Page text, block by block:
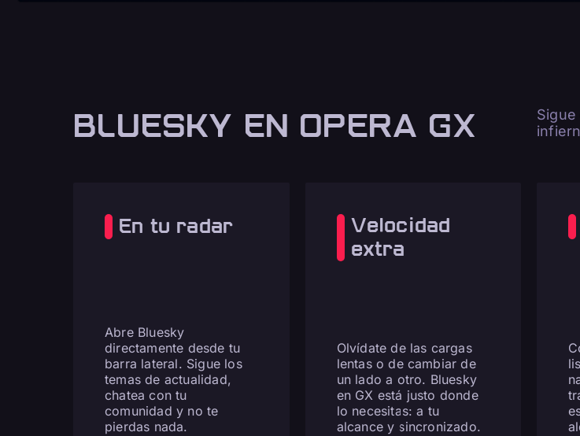
BLUESKY EN OPERA GX
En tu radar
Abre Bluesky
directamente desde tu
barra lateral. Sigue los
temas de actualidad,
chatea con tu
comunidad y no te
pierdas nada.
Velocidad
extra
Olvídate de las cargas
lentas o de cambiar de
un lado a otro. Bluesky
en GX está justo donde
lo necesitas: a tu
alcance y sincronizado.